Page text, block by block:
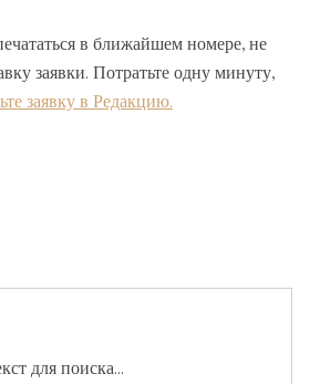
в ближайшем номере, не
заявки. Потратьте одну минуту,
заявку в Редакцию.
для поиска...